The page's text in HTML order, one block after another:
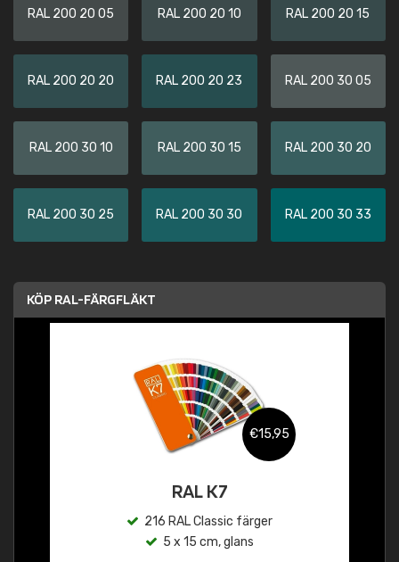
RAL 200 20 05 RAL 200 20 10 RAL 200 20 15
RAL 200 20 20 RAL 200 20 23 RAL 200 30 05
RAL 200 30 10 RAL 200 30 15 RAL 200 30 20
RAL 200 30 25 RAL 200 30 30 RAL 200 30 33
KÖP RAL-FÄRGFLÄKT
€15,95
RAL K7
216 RAL Classic färger
5 x 15 cm, glans